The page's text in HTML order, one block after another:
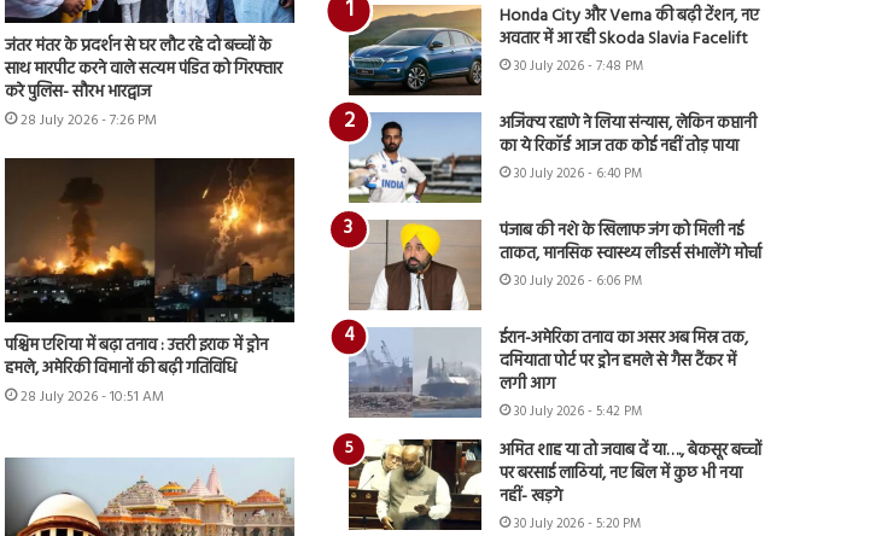
जंतर मंतर के प्रदर्शन से घर लौट रहे दो बच्चों के
साथ मारपीट करने वाले सत्यम पंडित को गिरफ्तार
करे पुलिस- सौरभ भारद्वाज
28 July 2026 - 7:26 PM
पश्चिम एशिया में बढ़ा तनाव : उत्तरी इराक में ड्रोन
हमले, अमेरिकी विमानों की बढ़ी गतिविधि
28 July 2026 - 10:51 AM
Honda City और Verna की बढ़ी टेंशन, नए
अवतार में आ रही Skoda Slavia Facelift
30 July 2026 - 7:48 PM
अजिंक्य रहाणे ने लिया संन्यास, लेकिन कप्तानी
का ये रिकॉर्ड आज तक कोई नहीं तोड़ पाया
30 July 2026 - 6:40 PM
पंजाब की नशे के खिलाफ जंग को मिली नई
ताकत, मानसिक स्वास्थ्य लीडर्स संभालेंगे मोर्चा
30 July 2026 - 6:06 PM
ईरान-अमेरिका तनाव का असर अब मिस्र तक,
दमियाता पोर्ट पर ड्रोन हमले से गैस टैंकर में
लगी आग
30 July 2026 - 5:42 PM
अमित शाह या तो जवाब दें या…., बेकसूर बच्चों
पर बरसाई लाठियां, नए बिल में कुछ भी नया
नहीं- खड़गे
30 July 2026 - 5:20 PM